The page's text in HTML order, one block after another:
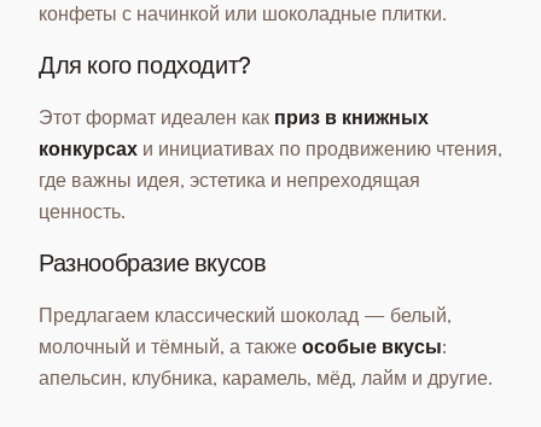
конфеты с начинкой или шоколадные плитки.
Для кого подходит?
Этот формат идеален как приз в книжных
конкурсах и инициативах по продвижению чтения,
где важны идея, эстетика и непреходящая
ценность.
Разнообразие вкусов
Предлагаем классический шоколад — белый,
молочный и тёмный, а также особые вкусы:
апельсин, клубника, карамель, мёд, лайм и другие.